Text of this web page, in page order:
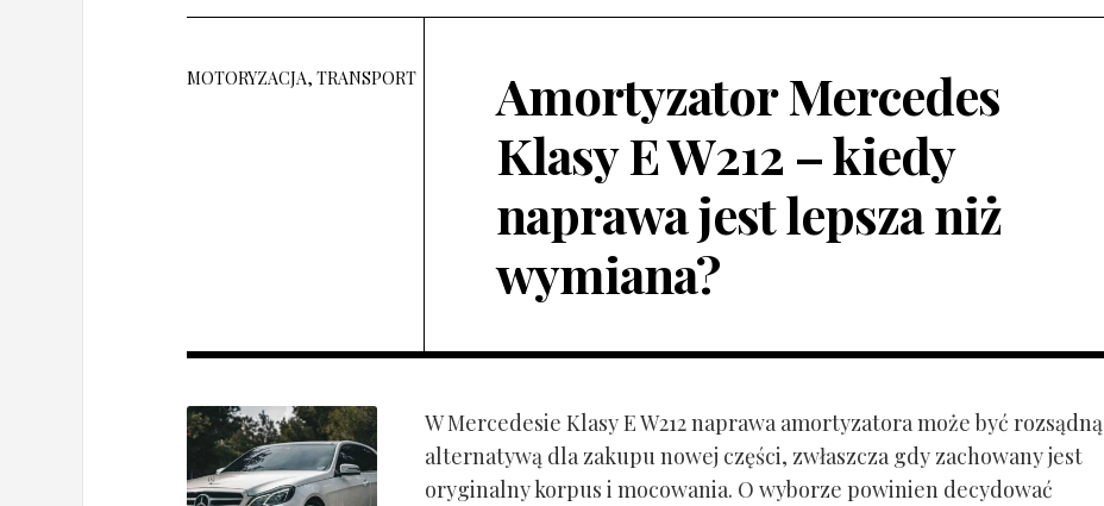
MOTORYZACJA, TRANSPORT
Amortyzator Mercedes
Klasy E W212 – kiedy
naprawa jest lepsza niż
wymiana?
W Mercedesie Klasy E W212 naprawa amortyzatora może być rozsądną
alternatywą dla zakupu nowej części, zwłaszcza gdy zachowany jest
oryginalny korpus i mocowania. O wyborze powinien decydować